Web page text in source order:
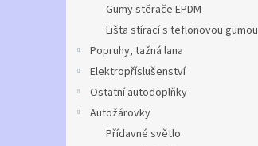
Gumy stěrače EPDM
Lišta stírací s teflonovou gumou
Popruhy, tažná lana
Elektropříslušenství
Ostatní autodoplňky
Autožárovky
Přídavné světlo